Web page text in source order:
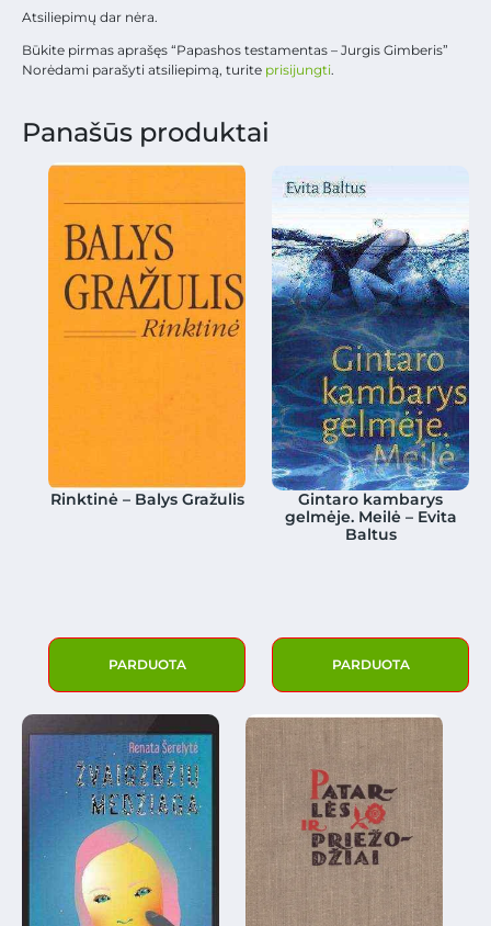
Atsiliepimų dar nėra.
Būkite pirmas aprašęs “Papashos testamentas – Jurgis Gimberis”
Norėdami parašyti atsiliepimą, turite prisijungti.
Panašūs produktai
Rinktinė – Balys Gražulis
PARDUOTA
Gintaro kambarys
gelmėje. Meilė – Evita
Baltus
PARDUOTA